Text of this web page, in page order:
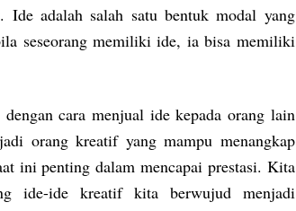
adalah salah satu bentuk modal yang
seseorang memiliki ide, ia bisa memiliki
cara menjual ide kepada orang lain
orang kreatif yang mampu menangkap
ini penting dalam mencapai prestasi. Kita
ide-ide kreatif kita berwujud menjadi